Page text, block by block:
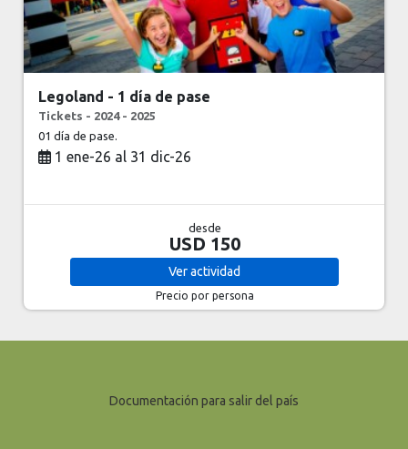
Legoland - 1 día de pase
Tickets - 2024 - 2025
01 día de pase.
1 ene-26 al 31 dic-26
desde
USD 150
Veractividad
Precio por persona
Documentación para salir del país